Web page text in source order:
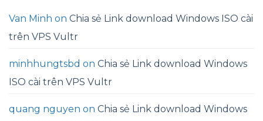
Van Minh on Chia sẻ Link download Windows ISO cài
trên VPS Vultr
minhhungtsbd on Chia sẻ Link download Windows
ISO cài trên VPS Vultr
quang nguyen on Chia sẻ Link download Windows